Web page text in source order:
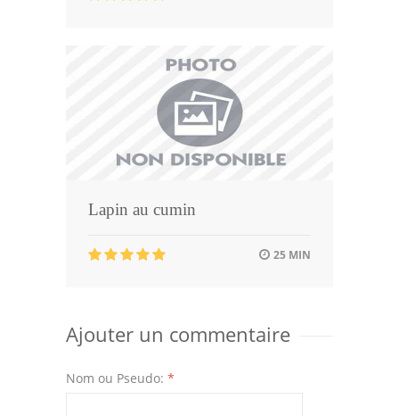
Lapin au cumin
25 MIN
Ajouter un commentaire
Nom ou Pseudo: *